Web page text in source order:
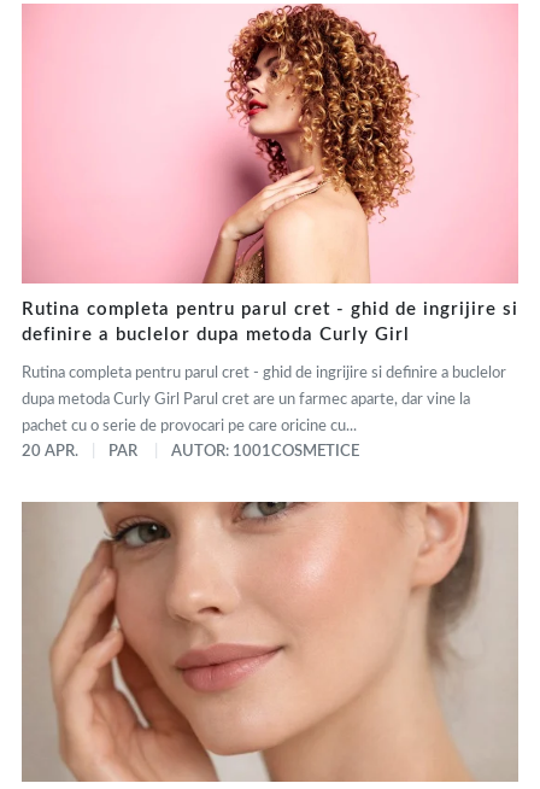
Rutina completa pentru parul cret - ghid de ingrijire si
definire a buclelor dupa metoda Curly Girl
Rutina completa pentru parul cret - ghid de ingrijire si definire a buclelor
dupa metoda Curly Girl Parul cret are un farmec aparte, dar vine la
pachet cu o serie de provocari pe care oricine cu...
20 APR.
PAR AUTOR: 1001COSMETICE